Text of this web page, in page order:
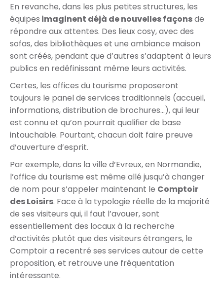
En revanche, dans les plus petites structures, les
équipes imaginent déjà de nouvelles façonsde
répondre aux attentes. Des lieux cosy, avec des
sofas, des bibliothèques et une ambiance maison
sont créés, pendant que d’autres s’adaptent à leurs
publics en redéfinissant même leurs activités.
Certes, les offices du tourisme proposeront
toujours le panel de services traditionnels (accueil,
informations, distribution de brochures…), qui leur
est connu et qu’on pourrait qualifier de base
intouchable. Pourtant, chacun doit faire preuve
d’ouverture d’esprit.
Par exemple, dans la ville d’Evreux, en Normandie,
l’office du tourisme est même allé jusqu’à changer
de nom pour s’appeler maintenant le Comptoir
des Loisirs. Face à la typologie réelle de la majorité
de ses visiteurs qui, il faut l’avouer, sont
essentiellement des locaux à la recherche
d’activités plutôt que des visiteurs étrangers, le
Comptoir a recentré ses services autour de cette
proposition, et retrouve une fréquentation
intéressante.